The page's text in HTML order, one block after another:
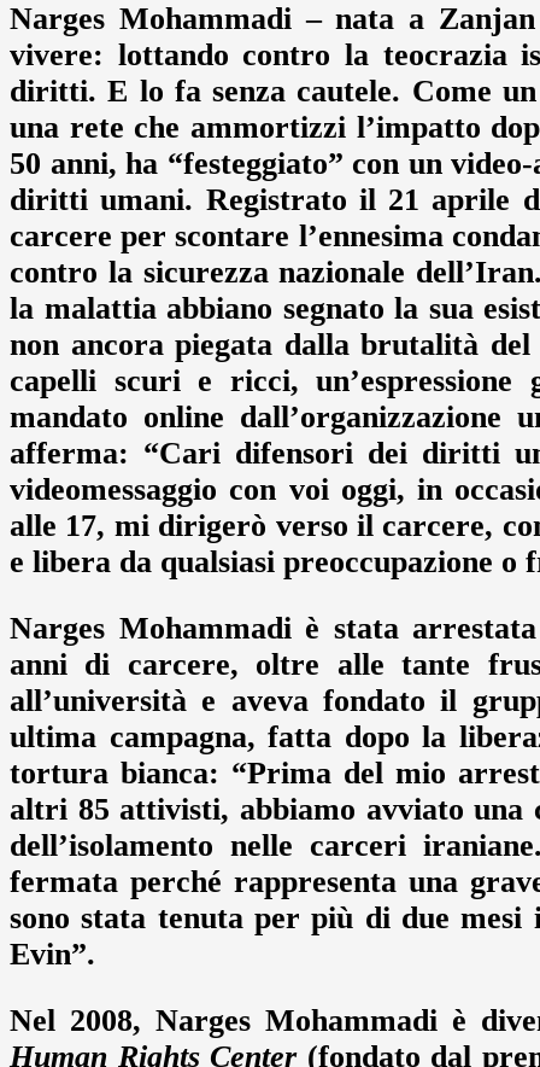
Narges Mohammadi – nata a
vivere: lottando contro la teocrazia
diritti. E lo fa senza cautele. Come
una rete che ammortizzi l’impatto
50 anni, ha “festeggiato” con un
diritti umani. Registrato il 21 aprile
carcere per scontare l’ennesima
contro la sicurezza nazionale
la malattia abbiano segnato la sua
non ancora piegata dalla brutalità
capelli scuri e ricci, un’espressione
mandato online
afferma: “Cari difensori dei diritti
videomessaggio con voi oggi, in
alle 17, mi dirigerò verso il carcere,
e libera da qualsiasi preoccupazione o
Narges Mohammadi è stata
anni di carcere, oltre alle tante
all’università e aveva fondato il
ultima campagna, fatta dopo la
tortura bianca: “Prima del mio
altri 85 attivisti, abbiamo avviato una
dell’isolamento nelle carceri
fermata perché rappresenta una
sono stata tenuta per più di due
Evin”.
Nel 2008, Narges Mohammadi è
Human Rights Center(fondato dal